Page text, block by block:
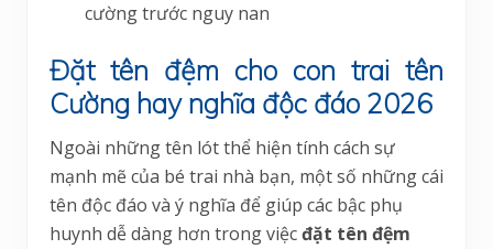
cường trước nguy nan
Đặt tên đệm cho con trai tên
Cường hay nghĩa độc đáo 2026
Ngoài những tên lót thể hiện tính cách sự
mạnh mẽ của bé trai nhà bạn, một số những cái
tên độc đáo và ý nghĩa để giúp các bậc phụ
huynh dễ dàng hơn trong việcđặt tên đệm